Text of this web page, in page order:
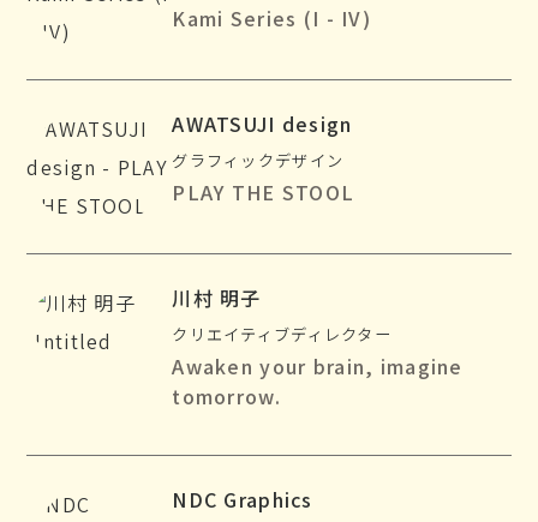
Kami Series (I - IV)
AWATSUJI design
グラフィックデザイン
PLAY THE STOOL
川村 明子
クリエイティブディレクター
Awaken your brain, imagine
tomorrow.
NDC Graphics